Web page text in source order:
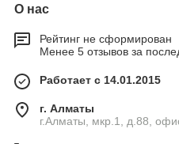
О нас
Рейтинг не сформирован
Менее 5 отзывов за
Работает с 14.01.2015
г. Алматы
г.Алматы, мкр.1, д.88,